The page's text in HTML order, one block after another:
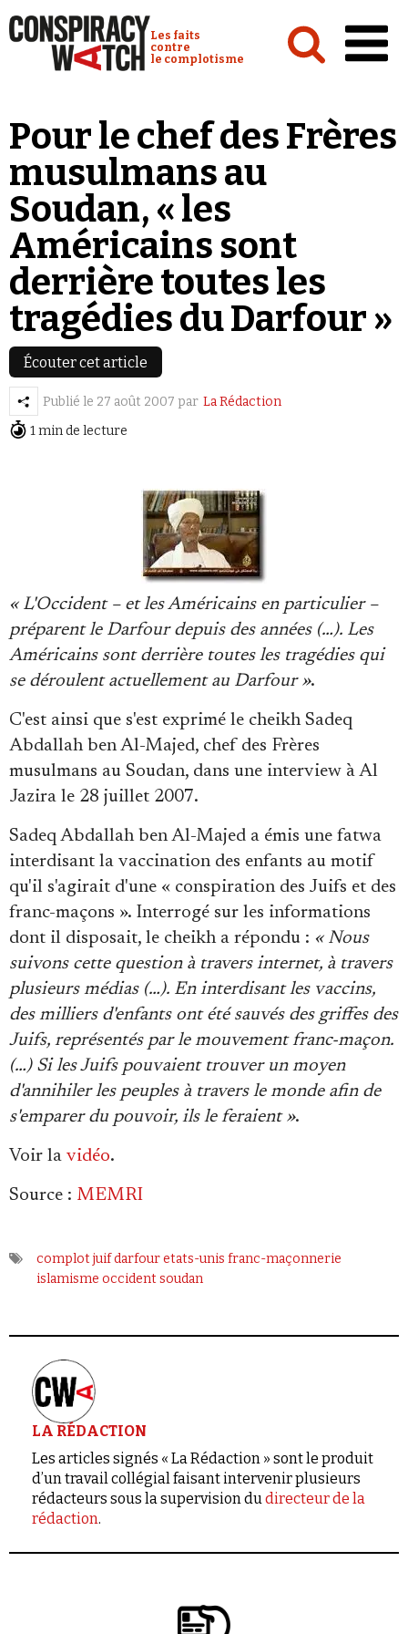
Conspiracy Watch :
Les faits
contre
le complotisme
Analyses
Conspipédia
Vidéos
Émissions
Revues de presse
Newsletter
Faire un don
Demander à Vera
Pour le chef des Frères
musulmans au
Soudan, « les
Américains sont
derrière toutes les
tragédies du Darfour »
Écouter cet article
Publié le 27 août 2007 par La Rédaction
1 min de lecture
« L'Occident – et les Américains en particulier –
préparent le Darfour depuis des années (…). Les
Américains sont derrière toutes les tragédies qui
se déroulent actuellement au Darfour ».
C'est ainsi que s'est exprimé le cheikh Sadeq
Abdallah ben Al-Majed, chef des Frères
musulmans au Soudan, dans une interview à Al
Jazira le 28 juillet 2007.
Sadeq Abdallah ben Al-Majed a émis une fatwa
interdisant la vaccination des enfants au motif
qu'il s'agirait d'une « conspiration des Juifs et des
franc-maçons ». Interrogé sur les informations
dont il disposait, le cheikh a répondu : « Nous
suivons cette question à travers internet, à travers
plusieurs médias (…). En interdisant les vaccins,
des milliers d'enfants ont été sauvés des griffes des
Juifs, représentés par le mouvement franc-maçon.
(…) Si les Juifs pouvaient trouver un moyen
d'annihiler les peuples à travers le monde afin de
s'emparer du pouvoir, ils le feraient ».
Voir la vidéo.
Source : MEMRI
complot juifdarfouretats-unis franc-maçonnerie
islamisme occidentsoudan
LA RÉDACTION
Les articles signés « La Rédaction » sont le produit
d’un travail collégial faisant intervenir plusieurs
rédacteurs sous la supervision dudirecteur de la
rédaction.